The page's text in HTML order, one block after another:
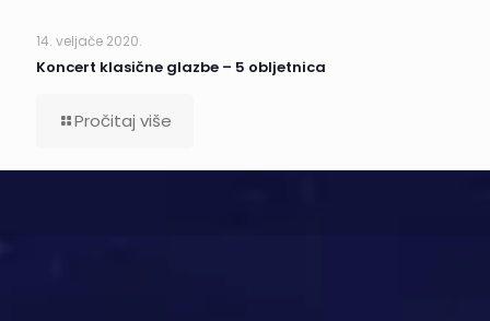
14. veljače 2020.
Koncert klasične glazbe – 5 obljetnica
Pročitaj više